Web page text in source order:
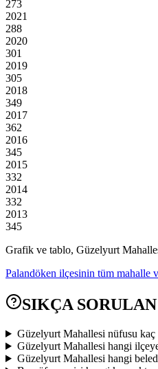
273
2021
288
2020
301
2019
305
2018
349
2017
362
2016
345
2015
332
2014
332
2013
345
Grafik ve tablo, Güzelyurt
Palandöken ilçesinin tüm mahalle
SIKÇA
Güzelyurt Mahallesi nüfusu kaç
Güzelyurt Mahallesi hangi
Güzelyurt Mahallesi hangi